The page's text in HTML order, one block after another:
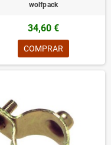
wolfpack
34,60 €
COMPRAR